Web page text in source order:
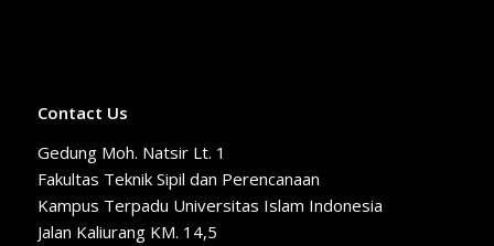
Contact Us
Gedung Moh. Natsir Lt. 1
Fakultas Teknik Sipil dan Perencanaan
Kampus Terpadu Universitas Islam Indonesia
Jalan Kaliurang KM. 14,5